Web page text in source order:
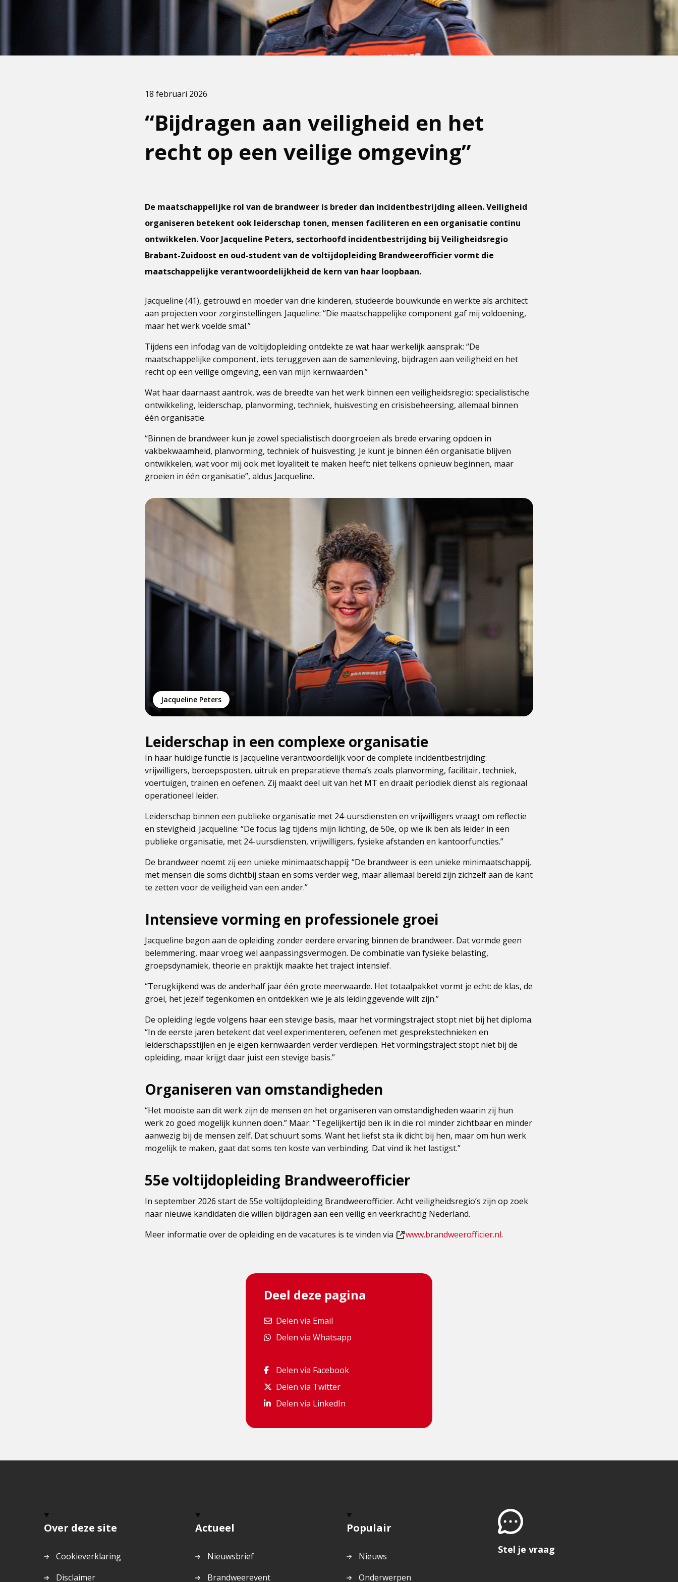
“Bijdragen aan veiligheid en het
recht op een veilige omgeving”
18 februari 2026
De maatschappelijke rol van de brandweer is breder dan incidentbestrijding alleen. Veiligheid
organiseren betekent ook leiderschap tonen, mensen faciliteren en een organisatie continu
ontwikkelen. Voor Jacqueline Peters, sectorhoofd incidentbestrijding bij Veiligheidsregio
Brabant-Zuidoost en oud-student van de voltijdopleiding Brandweerofficier vormt die
maatschappelijke verantwoordelijkheid de kern van haar loopbaan.
Jacqueline (41), getrouwd en moeder van drie kinderen, studeerde bouwkunde en werkte als architect
aan projecten voor zorginstellingen. Jaqueline: “Die maatschappelijke component gaf mij voldoening,
maar het werk voelde smal.”
Tijdens een infodag van de voltijdopleiding ontdekte ze wat haar werkelijk aansprak: “De
maatschappelijke component, iets teruggeven aan de samenleving, bijdragen aan veiligheid en het
recht op een veilige omgeving, een van mijn kernwaarden.”
Wat haar daarnaast aantrok, was de breedte van het werk binnen een veiligheidsregio: specialistische
ontwikkeling, leiderschap, planvorming, techniek, huisvesting en crisisbeheersing, allemaal binnen
één organisatie.
“Binnen de brandweer kun je zowel specialistisch doorgroeien als brede ervaring opdoen in
vakbekwaamheid, planvorming, techniek of huisvesting. Je kunt je binnen één organisatie blijven
ontwikkelen, wat voor mij ook met loyaliteit te maken heeft: niet telkens opnieuw beginnen, maar
groeien in één organisatie”, aldus Jacqueline.
Jacqueline Peters
Leiderschap in een complexe organisatie
In haar huidige functie is Jacqueline verantwoordelijk voor de complete incidentbestrijding:
vrijwilligers, beroepsposten, uitruk en preparatieve thema’s zoals planvorming, facilitair, techniek,
voertuigen, trainen en oefenen. Zij maakt deel uit van het MT en draait periodiek dienst als regionaal
operationeel leider.
Leiderschap binnen een publieke organisatie met 24-uursdiensten en vrijwilligers vraagt om reflectie
en stevigheid. Jacqueline: “De focus lag tijdens mijn lichting, de 50e, op wie ik ben als leider in een
publieke organisatie, met 24-uursdiensten, vrijwilligers, fysieke afstanden en kantoorfuncties.”
De brandweer noemt zij een unieke minimaatschappij: “De brandweer is een unieke minimaatschappij,
met mensen die soms dichtbij staan en soms verder weg, maar allemaal bereid zijn zichzelf aan de kant
te zetten voor de veiligheid van een ander.”
Intensieve vorming en professionele groei
Jacqueline begon aan de opleiding zonder eerdere ervaring binnen de brandweer. Dat vormde geen
belemmering, maar vroeg wel aanpassingsvermogen. De combinatie van fysieke belasting,
groepsdynamiek, theorie en praktijk maakte het traject intensief.
“Terugkijkend was de anderhalf jaar één grote meerwaarde. Het totaalpakket vormt je echt: de klas, de
groei, het jezelf tegenkomen en ontdekken wie je als leidinggevende wilt zijn.”
De opleiding legde volgens haar een stevige basis, maar het vormingstraject stopt niet bij het diploma.
“In de eerste jaren betekent dat veel experimenteren, oefenen met gesprekstechnieken en
leiderschapsstijlen en je eigen kernwaarden verder verdiepen. Het vormingstraject stopt niet bij de
opleiding, maar krijgt daar juist een stevige basis.”
Organiseren van omstandigheden
“Het mooiste aan dit werk zijn de mensen en het organiseren van omstandigheden waarin zij hun
werk zo goed mogelijk kunnen doen.” Maar: “Tegelijkertijd ben ik in die rol minder zichtbaar en minder
aanwezig bij de mensen zelf. Dat schuurt soms. Want het liefst sta ik dicht bij hen, maar om hun werk
mogelijk te maken, gaat dat soms ten koste van verbinding. Dat vind ik het lastigst.”
55e voltijdopleiding Brandweerofficier
In september 2026 start de 55e voltijdopleiding Brandweerofficier. Acht veiligheidsregio’s zijn op zoek
naar nieuwe kandidaten die willen bijdragen aan een veilig en veerkrachtig Nederland.
Meer informatie over de opleiding en de vacatures is te vinden via
www.brandweerofficier.nl.
Deel deze pagina
Delen via Email
Delen via Email
Delen via Whatsapp
Delen via Whatsapp
Delen via Facebook
Delen via Facebook
Delen via Twitter
Delen via Twitter
Delen via LinkedIn
Delen via LinkedIn
Over deze site
Cookieverklaring
Disclaimer
Actueel
Nieuwsbrief
Brandweerevent
Populair
Nieuws
Onderwerpen
Stel je vraag